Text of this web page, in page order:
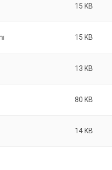
15 KB
15 KB
13 KB
80 KB
14 KB